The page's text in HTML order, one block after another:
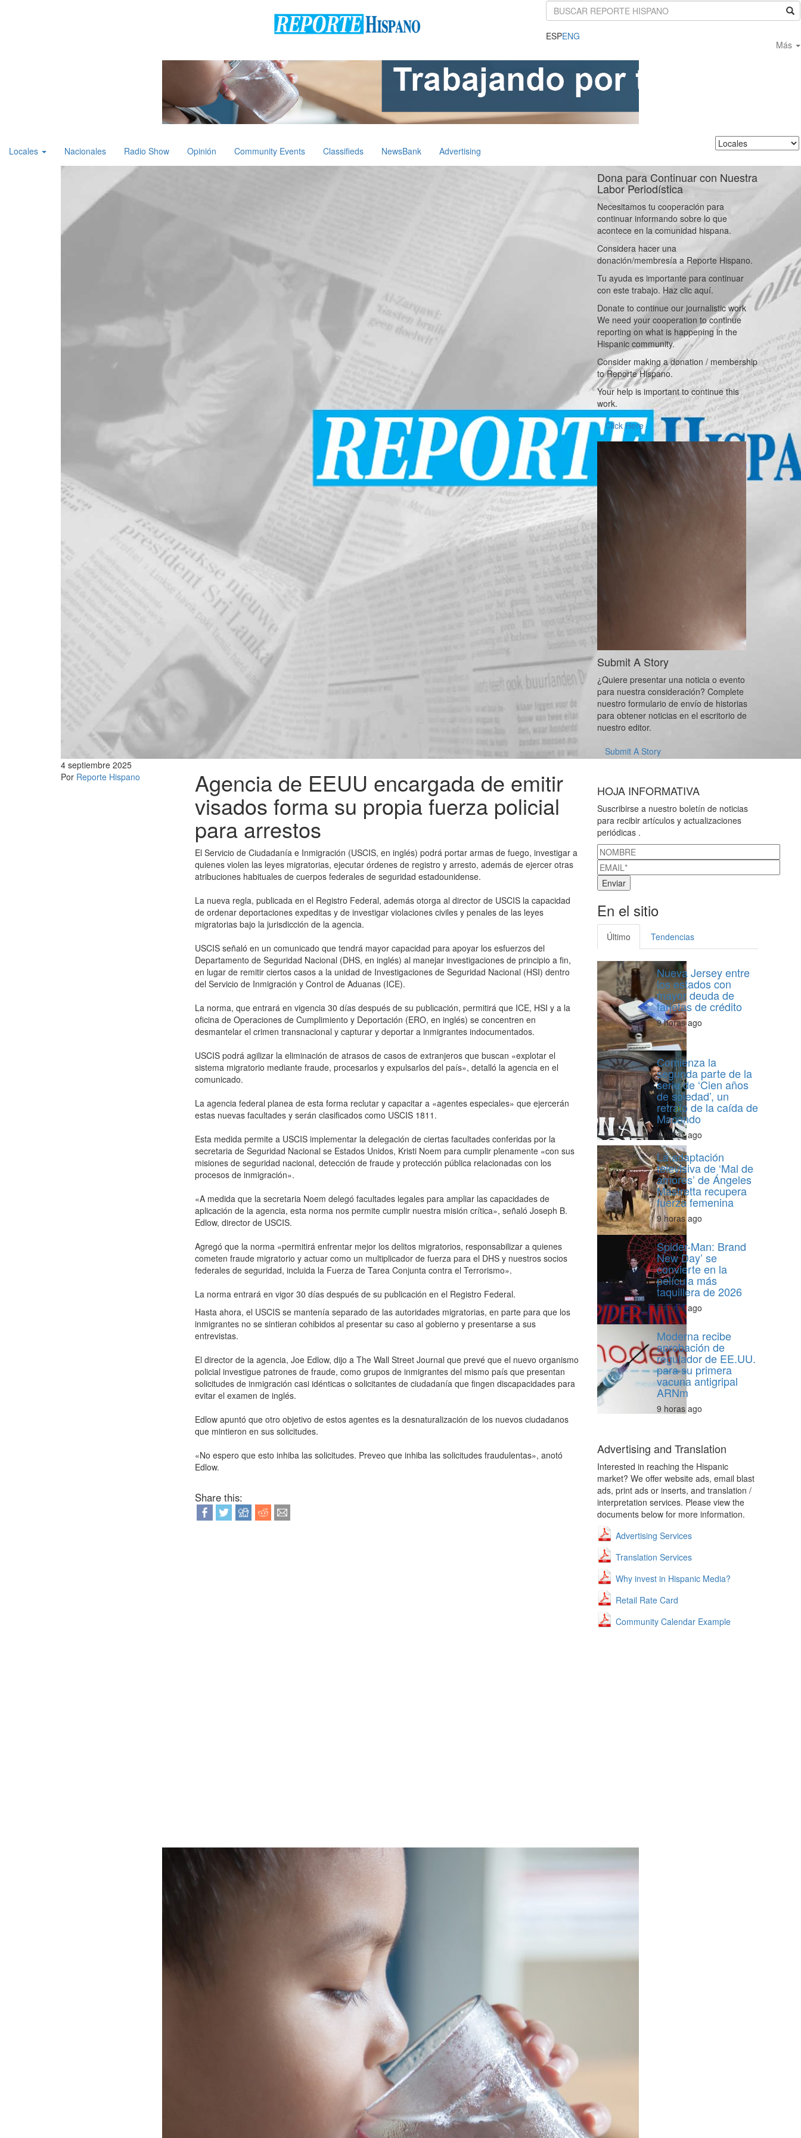
Search
Más
ESPENG
Locales Nacionales Radio Show Opinión Community Events Classifieds NewsBank Advertising
4 septiembre 2025
Por Reporte Hispano Agencia de EEUU encargada de emitir
visados forma su propia fuerza policial
para arrestos
El Servicio de Ciudadanía e Inmigración (USCIS, en inglés) podrá portar armas de fuego, investigar a
quienes violen las leyes migratorias, ejecutar órdenes de registro y arresto, además de ejercer otras
atribuciones habituales de cuerpos federales de seguridad estadounidense.
La nueva regla, publicada en el Registro Federal, además otorga al director de USCIS la capacidad
de ordenar deportaciones expeditas y de investigar violaciones civiles y penales de las leyes
migratorias bajo la jurisdicción de la agencia.
USCIS señaló en un comunicado que tendrá mayor capacidad para apoyar los esfuerzos del
Departamento de Seguridad Nacional (DHS, en inglés) al manejar investigaciones de principio a fin,
en lugar de remitir ciertos casos a la unidad de Investigaciones de Seguridad Nacional (HSI) dentro
del Servicio de Inmigración y Control de Aduanas (ICE).
La norma, que entrará en vigencia 30 días después de su publicación, permitirá que ICE, HSI y a la
oficina de Operaciones de Cumplimiento y Deportación (ERO, en inglés) se concentren en
desmantelar el crimen transnacional y capturar y deportar a inmigrantes indocumentados.
USCIS podrá agilizar la eliminación de atrasos de casos de extranjeros que buscan «explotar el
sistema migratorio mediante fraude, procesarlos y expulsarlos del país», detalló la agencia en el
comunicado.
La agencia federal planea de esta forma reclutar y capacitar a «agentes especiales» que ejercerán
estas nuevas facultades y serán clasificados como USCIS 1811.
Esta medida permite a USCIS implementar la delegación de ciertas facultades conferidas por la
secretaria de Seguridad Nacional se Estados Unidos, Kristi Noem para cumplir plenamente «con sus
misiones de seguridad nacional, detección de fraude y protección pública relacionadas con los
procesos de inmigración».
«A medida que la secretaria Noem delegó facultades legales para ampliar las capacidades de
aplicación de la agencia, esta norma nos permite cumplir nuestra misión crítica», señaló Joseph B.
Edlow, director de USCIS.
Agregó que la norma «permitirá enfrentar mejor los delitos migratorios, responsabilizar a quienes
cometen fraude migratorio y actuar como un multiplicador de fuerza para el DHS y nuestros socios
federales de seguridad, incluida la Fuerza de Tarea Conjunta contra el Terrorismo».
La norma entrará en vigor 30 días después de su publicación en el Registro Federal.
Hasta ahora, el USCIS se mantenía separado de las autoridades migratorias, en parte para que los
inmigrantes no se sintieran cohibidos al presentar su caso al gobierno y presentarse a sus
entrevistas.
El director de la agencia, Joe Edlow, dijo a The Wall Street Journal que prevé que el nuevo organismo
policial investigue patrones de fraude, como grupos de inmigrantes del mismo país que presentan
solicitudes de inmigración casi idénticas o solicitantes de ciudadanía que fingen discapacidades para
evitar el examen de inglés.
Edlow apuntó que otro objetivo de estos agentes es la desnaturalización de los nuevos ciudadanos
que mintieron en sus solicitudes.
«No espero que esto inhiba las solicitudes. Preveo que inhiba las solicitudes fraudulentas», anotó
Edlow.
Share this:
Dona para Continuar con Nuestra
Labor Periodística
Necesitamos tu cooperación para
continuar informando sobre lo que
acontece en la comunidad hispana.
Considera hacer una
donación/membresía a Reporte Hispano.
Tu ayuda es importante para continuar
con este trabajo. Haz clic aquí.
Donate to continue our journalistic work
We need your cooperation to continue
reporting on what is happening in the
Hispanic community.
Consider making a donation / membership
to Reporte Hispano.
Your help is important to continue this
work.
Click Here
Submit A Story
¿Quiere presentar una noticia o evento
para nuestra consideración? Complete
nuestro formulario de envío de historias
para obtener noticias en el escritorio de
nuestro editor.
Submit A Story
HOJA INFORMATIVA
Suscribirse a nuestro boletín de noticias
para recibir artículos y actualizaciones
periódicas .
En el sitio
Último Tendencias
Nueva Jersey entre
los estados con
mayor deuda de
tarjetas de crédito
9 horas ago
Comienza la
segunda parte de la
serie de ‘Cien años
de soledad’, un
retrato de la caída de
Macondo
9 horas ago
La adaptación
televisiva de ‘Mal de
amores’ de Ángeles
Mastretta recupera
fuerza femenina
9 horas ago
Spider-Man: Brand
New Day’ se
convierte en la
película más
taquillera de 2026
9 horas ago
Moderna recibe
aprobación de
regulador de EE.UU.
para su primera
vacuna antigripal
ARNm
9 horas ago
Advertising and Translation
Interested in reaching the Hispanic
market? We offer website ads, email blast
ads, print ads or inserts, and translation /
interpretation services. Please view the
documents below for more information.
Advertising Services
Translation Services
Why invest in Hispanic Media?
Retail Rate Card
Community Calendar Example